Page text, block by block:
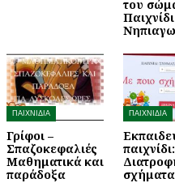
του
ΠΑΙΧΝΙΔΙΑ
Γρίφοι –
Σπαζοκεφαλιές
Μαθηματικά και
παράδοξα
ΠΑΙΧΝΙΔΙΑ
παιχνίδι:
σχήματα